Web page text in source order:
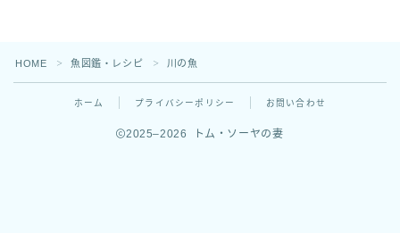
Follow Me
HOME ＞ 魚図鑑・レシピ ＞ 川の魚
ホーム プライバシーポリシー お問い合わせ
2025–2026 トム・ソーヤの妻